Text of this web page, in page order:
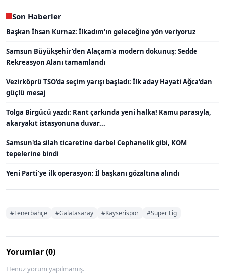
Son Haberler
Başkan İhsan Kurnaz: İlkadım'ın geleceğine yön veriyoruz
Samsun Büyükşehir'den Alaçam'a modern dokunuş: Sedde
Rekreasyon Alanı tamamlandı
Vezirköprü TSO'da seçim yarışı başladı: İlk aday Hayati Ağca'dan
güçlü mesaj
Tolga Birgücü yazdı: Rant çarkında yeni halka! Kamu parasıyla,
akaryakıt istasyonuna duvar...
Samsun'da silah ticaretine darbe! Cephanelik gibi, KOM
tepelerine bindi
Yeni Parti'ye ilk operasyon: İl başkanı gözaltına alındı
#Fenerbahçe #Galatasaray #Kayserispor #Süper Lig
Yorumlar (0)
Henüz yorum yapılmamış.